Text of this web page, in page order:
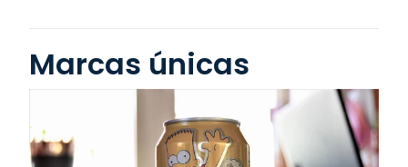
Marcas únicas